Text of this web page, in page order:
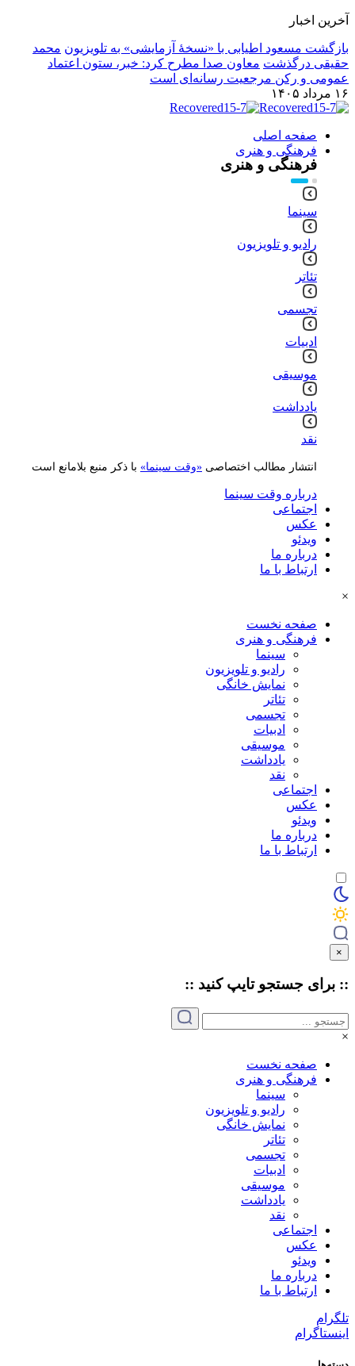
آخرین اخبار
بازگشت مسعود اطیابی با «نسخهٔ آزمایشی» به تلویزیون محمد
حقیقی درگذشت معاون صدا مطرح کرد: خبر، ستون اعتماد
عمومی و رکن مرجعیت رسانه‌ای است
۱۶ مرداد ۱۴۰۵
صفحه اصلی
فرهنگی و هنری
فرهنگی و هنری
سینما
رادیو و تلویزیون
تئاتر
تجسمی
ادبیات
موسیقی
یادداشت
نقد
انتشار مطالب اختصاصی «وقت سینما» با ذکر منبع بلامانع است
درباره وقت سینما
اجتماعی
عکس
ویدئو
درباره ما
ارتباط با ما
×
صفحه نخست
فرهنگی و هنری
سینما
رادیو و تلویزیون
نمایش خانگی
تئاتر
تجسمی
ادبیات
موسیقی
یادداشت
نقد
اجتماعی
عکس
ویدئو
درباره ما
ارتباط با ما
×
:: برای جستجو تایپکنید ::
×
صفحه نخست
فرهنگی و هنری
سینما
رادیو و تلویزیون
نمایش خانگی
تئاتر
تجسمی
ادبیات
موسیقی
یادداشت
نقد
اجتماعی
عکس
ویدئو
درباره ما
ارتباط با ما
تلگرام
اینستاگرام